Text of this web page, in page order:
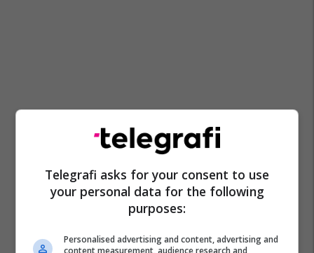
Telegrafi asks for your consent to use
your personal data for the following
purposes:
Personalised advertising and content, advertising and
content measurement, audience research and